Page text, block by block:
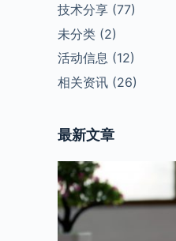
技术分享(77)
未分类(2)
活动信息 (12)
相关资讯(26)
最新文章